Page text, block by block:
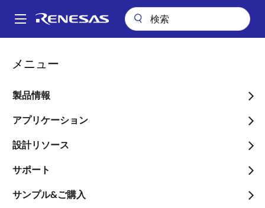
ン
Main
メニュー
製品情報
アプリケーション
設計リソース
サポート
サンプル&ご購入
パ
ン
く
ず
Communication Gateway & DVR / DMS統合システムソリューション
Communication Gateway
& DVR / DMS統合システム
ソリューション
2022年9月27日